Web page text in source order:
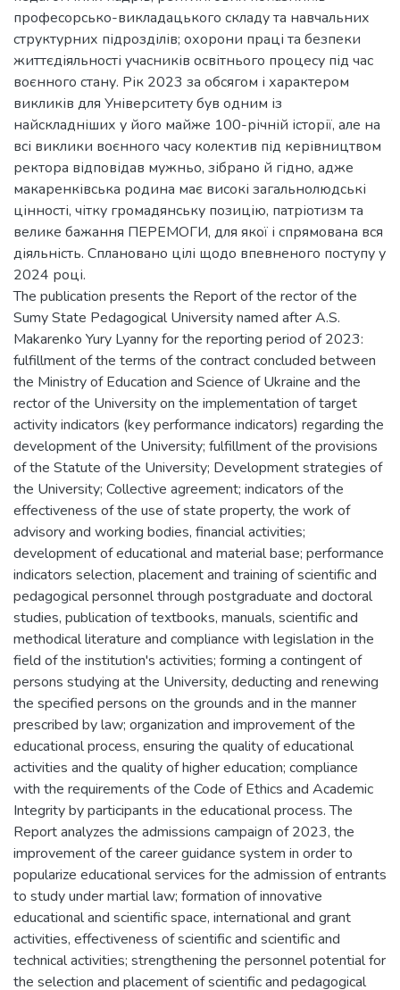
професорсько-викладацького складу та навчальних
структурних підрозділів; охорони праці та безпеки
життєдіяльності учасників освітнього процесу під час
воєнного стану. Рік 2023 за обсягом і характером
викликів для Університету був одним із
найскладніших у його майже 100-річній історії, але на
всі виклики воєнного часу колектив під керівництвом
ректора відповідав мужньо, зібрано й гідно, адже
макаренківська родина має високі загальнолюдські
цінності, чітку громадянську позицію, патріотизм та
велике бажання ПЕРЕМОГИ, для якої і спрямована вся
діяльність. Сплановано цілі щодо впевненого поступу у
2024 році.
The publication presents the Report of the rector of the
Sumy State Pedagogical University named after A.S.
Makarenko Yury Lyanny for the reporting period of 2023:
fulfillment of the terms of the contract concluded between
the Ministry of Education and Science of Ukraine and the
rector of the University on the implementation of target
activity indicators (key performance indicators) regarding the
development of the University; fulfillment of the provisions
of the Statute of the University; Development strategies of
the University; Collective agreement; indicators of the
effectiveness of the use of state property, the work of
advisory and working bodies, financial activities;
development of educational and material base; performance
indicators selection, placement and training of scientific and
pedagogical personnel through postgraduate and doctoral
studies, publication of textbooks, manuals, scientific and
methodical literature and compliance with legislation in the
field of the institution's activities; forming a contingent of
persons studying at the University, deducting and renewing
the specified persons on the grounds and in the manner
prescribed by law; organization and improvement of the
educational process, ensuring the quality of educational
activities and the quality of higher education; compliance
with the requirements of the Code of Ethics and Academic
Integrity by participants in the educational process. The
Report analyzes the admissions campaign of 2023, the
improvement of the career guidance system in order to
popularize educational services for the admission of entrants
to study under martial law; formation of innovative
educational and scientific space, international and grant
activities, effectiveness of scientific and scientific and
technical activities; strengthening the personnel potential for
the selection and placement of scientific and pedagogical